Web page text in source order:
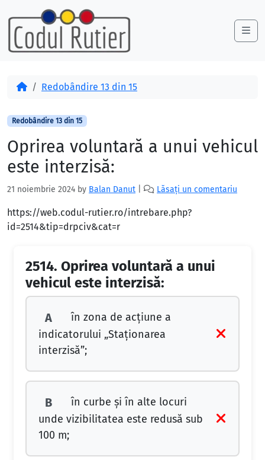
Skip to content
Skip to footer
AcasăRedobândire 13 din 15
Redobândire 13 din 15
Oprirea voluntară a unui vehicul
este interzisă:
21 noiembrie 2024 by Balan Danut Lăsați un comentariu
https://web.codul-rutier.ro/intrebare.php?
id=2514&tip=drpciv&cat=r
2514. Oprirea voluntară a unui
vehicul este interzisă:
A
în zona de acţiune a
indicatorului „Staţionarea
interzisă”;
B
în curbe şi în alte locuri
unde vizibilitatea este redusă sub
100 m;